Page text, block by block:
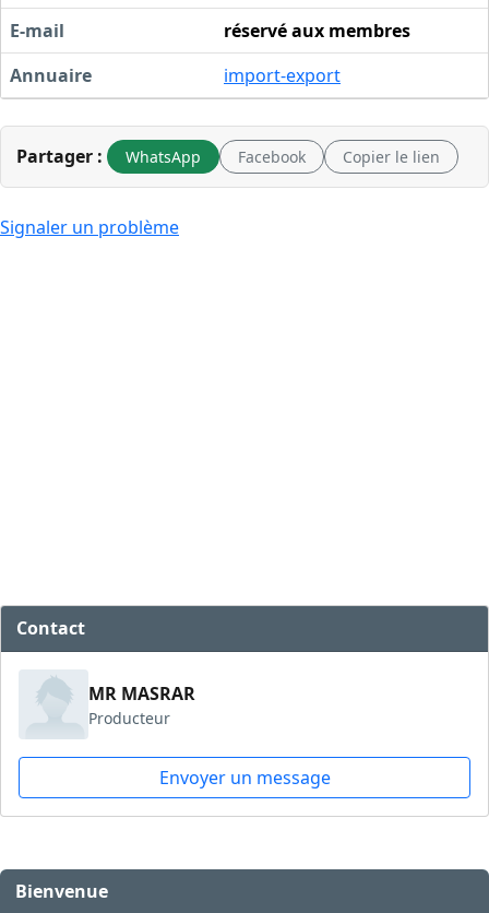
E-mail
réservé aux membres
Annuaire
import-export
Partager : WhatsApp Facebook Copier le lien
Signaler un problème
Contact
MR MASRAR
Producteur
Envoyer un message
Bienvenue